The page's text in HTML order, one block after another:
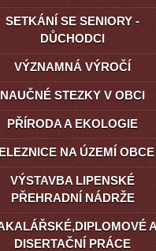
SETKÁNÍ SE SENIORY -
DŮCHODCI
VÝZNAMNÁ VÝROČÍ
NAUČNÉ STEZKY V OBCI
PŘÍRODA A EKOLOGIE
NA ÚZEMÍ OBCE
VÝSTAVBA LIPENSKÉ
PŘEHRADNÍ NÁDRŽE
DISERTAČNÍ PRÁCE